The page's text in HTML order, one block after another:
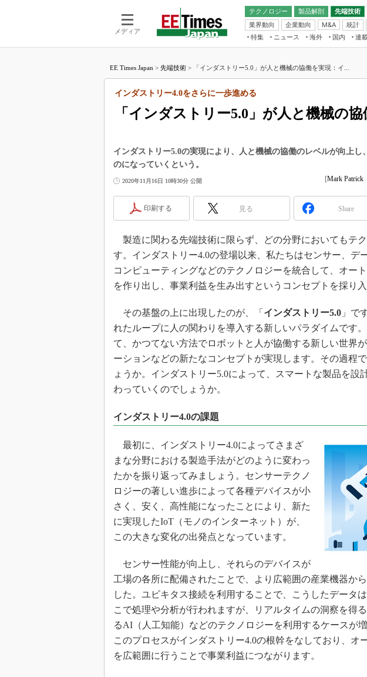
メディア
テクノロジー 製品解剖
先端技術
電池／エネルギー
アナログ
マイコン
FPGA
業界動向
企業動向 M&A 統計
フィジカル
読者調査（
IoT
エレクト
特集 ニュース 海外 国内
連
福田昭のデバイス通信
大山聡の業界スコープ
リタイア直前エンジニアの社会人大
世界を「数字」で回してみよう
踊るバズワード ～Behind the
Buzzword
この10年で起こったこと、次の10年
製品分解で探るアジアの新トレンド
光伝送技術を知る
“異端児エンジニア”が仕掛けた社内
イノベーションは日本を救うのか
JASA発IoT通信
IHSアナリスト「未来展望」
「英語に愛されないエンジニア」の
ための新行動論
電子ブックレット
EE Times Japan > 先端技術 > 「インダストリー5.0」が人と機械の協働を実現：イ...
「インダストリー5.0」が人と機械の
インダストリー4.0をさらに一歩進める
インダストリー5.0の実現により、人と機械の協働のレベルが向上し
のになっていくという。
2020年11月16日 10時30分 公開 [Mark Patrick
印刷する 見る Share
製造に関わる先端技術に限らず、どの分野においてもテ
す。インダストリー4.0の登場以来、私たちはセンサー、デ
コンピューティングなどのテクノロジーを統合して、オー
を作り出し、事業利益を生み出すというコンセプトを採り入
その基盤の上に出現したのが、「 インダストリー5.0 」で
れたループに人の関わりを導入する新しいパラダイムです
て、かつてない方法でロボットと人が協働する新しい世界
ーションなどの新たなコンセプトが実現します。その過程
ょうか。インダストリー5.0によって、スマートな製品を設
わっていくのでしょうか。
インダストリー4.0の課題
最初に、インダストリー4.0によってさまざ
まな分野における製造手法がどのように変わっ
たかを振り返ってみましょう。センサーテクノ
ロジーの著しい進歩によって各種デバイスが小
さく、安く、高性能になったことにより、新た
に実現したIoT（モノのインターネット）が、
この大きな変化の出発点となっています。
センサー性能が向上し、それらのデバイスが
工場の各所に配備されたことで、より広範囲の産業機器か
した。ユビキタス接続を利用することで、こうしたデータ
こで処理や分析が行われますが、リアルタイムの洞察を得
るAI（人工知能）などのテクノロジーを利用するケースが
このプロセスがインダストリー4.0の根幹をなしており、オ
を広範囲に行うことで事業利益につながります。